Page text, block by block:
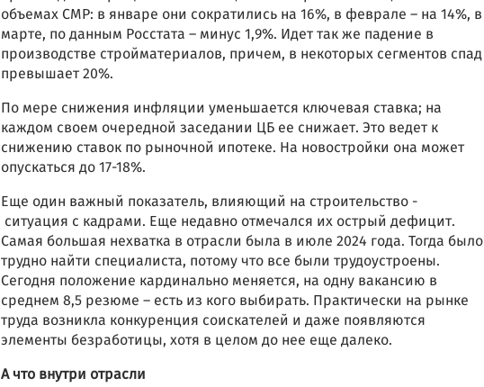
объемах СМР: в январе они сократились на 16%, в феврале – на 14%, в
марте, по данным Росстата – минус 1,9%. Идет так же падение в
производстве стройматериалов, причем, в некоторых сегментов спад
превышает 20%.
По мере снижения инфляции уменьшается ключевая ставка; на
каждом своем очередной заседании ЦБ ее снижает. Это ведет к
снижению ставок по рыночной ипотеке. На новостройки она может
опускаться до 17-18%.
Еще один важный показатель, влияющий на строительство -
ситуация с кадрами. Еще недавно отмечался их острый дефицит.
Самая большая нехватка в отрасли была в июле 2024 года. Тогда было
трудно найти специалиста, потому что все были трудоустроены.
Сегодня положение кардинально меняется, на одну вакансию в
среднем 8,5 резюме – есть из кого выбирать. Практически на рынке
труда возникла конкуренция соискателей и даже появляются
элементы безработицы, хотя в целом до нее еще далеко.
А что внутри отрасли